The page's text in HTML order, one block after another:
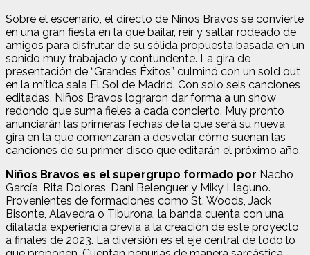
Sobre el escenario, el directo de Niños Bravos se convierte
en una gran fiesta en la que bailar, reír y saltar rodeado de
amigos para disfrutar de su sólida propuesta basada en un
sonido muy trabajado y contundente. La gira de
presentación de “Grandes Éxitos” culminó con un sold out
en la mítica sala El Sol de Madrid. Con solo seis canciones
editadas, Niños Bravos lograron dar forma a un show
redondo que suma fieles a cada concierto. Muy pronto
anunciarán las primeras fechas de la que será su nueva
gira en la que comenzarán a desvelar cómo suenan las
canciones de su primer disco que editarán el próximo año.
Niños Bravos es el supergrupo formado por Nacho
García, Rita Dolores, Dani Belenguer y Miky Llaguno.
Provenientes de formaciones como St. Woods, Jack
Bisonte, Alavedra o Tiburona, la banda cuenta con una
dilatada experiencia previa a la creación de este proyecto
a finales de 2023. La diversión es el eje central de todo lo